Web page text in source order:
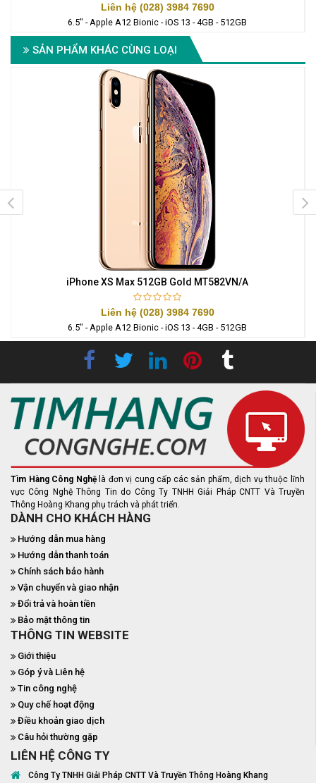
Liên hệ (028) 3984 7690
6.5" - Apple A12 Bionic - iOS 13 - 4GB - 512GB
SẢN PHẨM KHÁC CÙNG LOẠI
iPhone XS Max 512GB Gold MT582VN/A
Liên hệ (028) 3984 7690
6.5" - Apple A12 Bionic - iOS 13 - 4GB - 512GB
Tìm Hàng Công Nghệ là đơn vị cung cấp các sản phẩm, dịch vụ thuộc lĩnh
vực Công Nghệ Thông Tin do Công Ty TNHH Giải Pháp CNTT Và Truyền
Thông Hoàng Khang phụ trách và phát triển.
DÀNH CHO KHÁCH HÀNG
Hướng dẫn mua hàng
Hướng dẫn thanh toán
Chính sách bảo hành
Vận chuyển và giao nhận
Đổi trả và hoàn tiền
Bảo mật thông tin
THÔNG TIN WEBSITE
Giới thiệu
Góp ý và Liên hệ
Tin công nghệ
Quy chế hoạt động
Điều khoản giao dịch
Câu hỏi thường gặp
LIÊN HỆ CÔNG TY
Công Ty TNHH Giải Pháp CNTT Và Truyền Thông Hoàng Khang